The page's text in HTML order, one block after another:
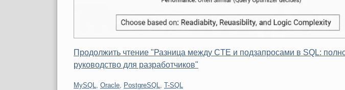
Продолжить чтение "Разница между CTE и подзапросами в SQL:
руководство для разработчиков"
Категории:
MySQL Oracle PostgreSQL T-SQL